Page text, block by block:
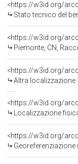
<https://w3id.org/
Stato tecnico del
<https://w3id.org/
Piemonte, CN,
<https://w3id.org/
Altra localizzazione
<https://w3id.org/
Localizzazione
<https://w3id.org/